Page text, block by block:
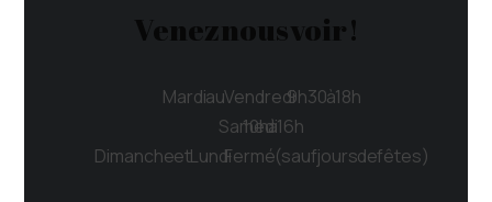
Venez nous voir !
Mardi au Vendredi 9h30 à 18h
Samedi 10h à 16h
Dimanche et Lundi Fermé (sauf jours de fêtes)